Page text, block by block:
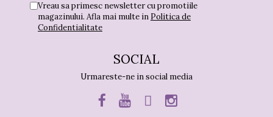
Vreau sa primesc newsletter cu promotiile
magazinului. Afla mai multe in Politica de
Confidentialitate
SOCIAL
Urmareste-ne in social media